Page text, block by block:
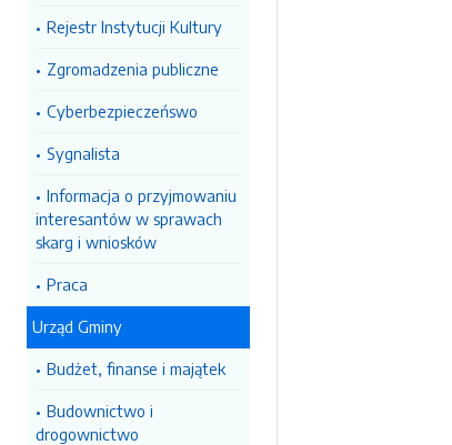
Rejestr Instytucji Kultury
Zgromadzenia publiczne
Cyberbezpieczeńswo
Sygnalista
Informacja o przyjmowaniu
interesantów w sprawach
skarg i wniosków
Praca
Urząd Gminy
Budżet, finanse i majątek
Budownictwo i
drogownictwo